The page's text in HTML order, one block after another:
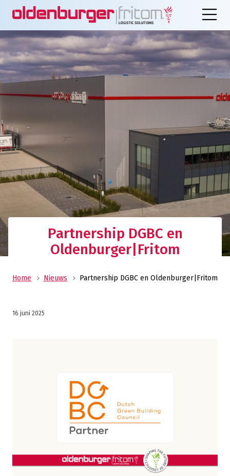
Partnership DGBC en
Oldenburger|Fritom
Home Nieuws Partnership DGBC en Oldenburger|Fritom
16 juni 2025